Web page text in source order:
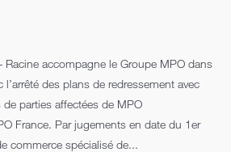
Racine accompagne le Groupe MPO dans
l’arrêté des plans de redressement avec
parties affectées de MPO
France. Par jugements en date du 1er
commerce spécialisé de...